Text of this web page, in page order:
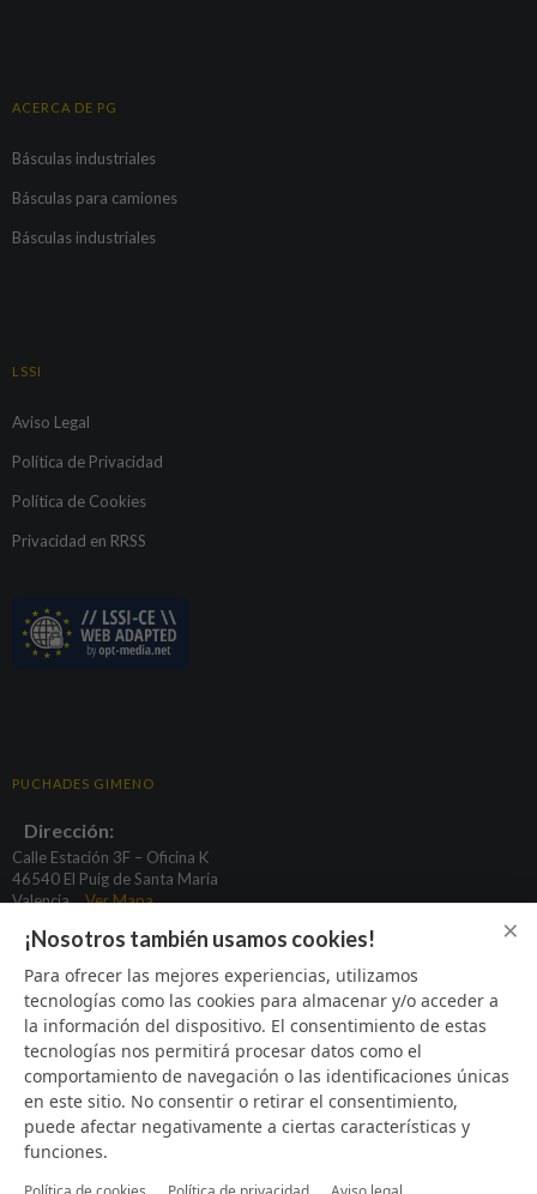
ACERCA DE PG
Básculas industriales
Básculas para camiones
Básculas industriales
LSSI
Aviso Legal
Política de Privacidad
Política de Cookies
Privacidad en RRSS
PUCHADES GIMENO
Dirección:
Calle Estación 3F – Oficina K
46540 El Puig de Santa María
Valencia
Ver Mapa
96 164 31 80
622 933 424
669 373 925
SÍGUENOS
×
¡Nosotros también usamos cookies!
Para ofrecer las mejores experiencias, utilizamos
tecnologías como las cookies para almacenar y/o acceder a
la información del dispositivo. El consentimiento de estas
tecnologías nos permitirá procesar datos como el
comportamiento de navegación o las identificaciones únicas
en este sitio. No consentir o retirar el consentimiento,
puede afectar negativamente a ciertas características y
funciones.